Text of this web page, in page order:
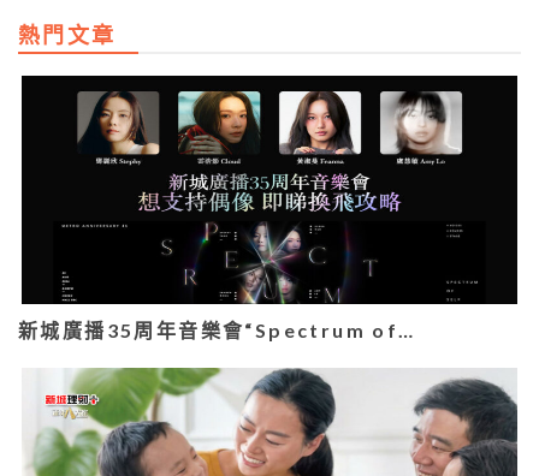
熱門文章
新城廣播35周年音樂會“Spectrum of…